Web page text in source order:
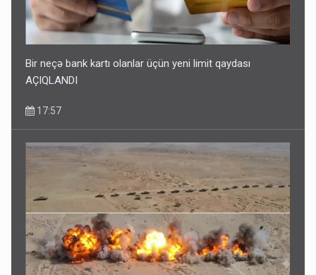
Bir neçə bank kartı olanlar üçün yeni limit qaydası
AÇIQLANDI
17:57